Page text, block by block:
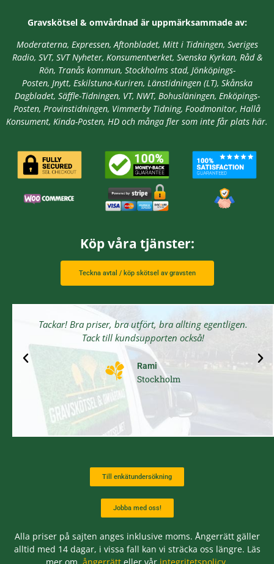
Gravskötsel & omvårdnad är uppmärksammade av:
Moderaterna, Expressen, Aftonbladet, Mitt i Tidningen, Sveriges
Radio, SVT, SVT Nyheter, Konsumentverket, Svenska Kyrkan, Råd &
Rön, Tranås kommun, Stockholms stad, Jönköpings-
Posten, Jnytt, Eskilstuna-Kuriren, Länstidningen (LT), Skånska
Dagbladet, Säffle-Tidningen, VT, NWT, Bohusläningen, Enköpings-
Posten, Provinstidningen, Vimmerby Tidning, Foodmonitor, Hallå
Konsument, Kinda-Posten, HD och många fler som inte får plats här.
Köp våra tjänster:
Teckna avtal / köp skötsel av gravsten
Tackar! Bra priser, bra utfört, bra allting egentligen.
Tack till kundsupporten också!
Rami
Stockholm
Till enkätundersökning
Jobba med oss!
Alla priser på sajten anges inklusive moms. Ångerrätt gäller
alltid med 14 dagar, i vissa fall kan vi sträcka oss längre. Läs